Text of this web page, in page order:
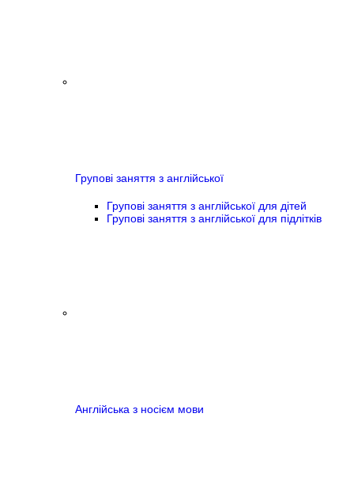
Групові заняття з англійської
Групові заняття з англійської для дітей
Групові заняття з англійської для підлітків
Англійська з носієм мови